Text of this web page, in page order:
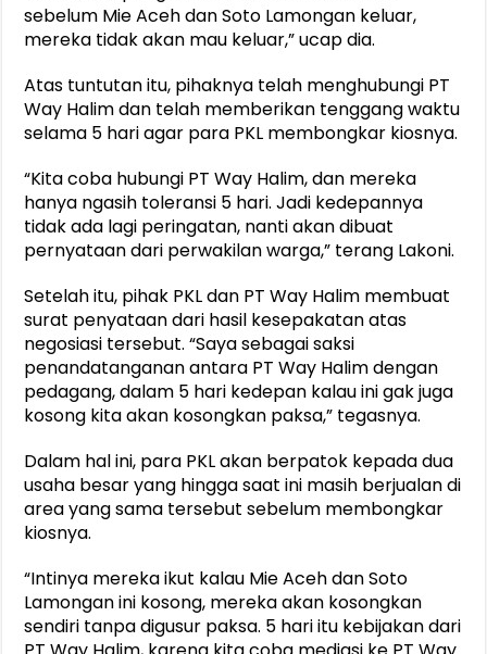
sebelum Mie Aceh dan Soto Lamongan keluar,
mereka tidak akan mau keluar,” ucap dia.
Atas tuntutan itu, pihaknya telah menghubungi PT
Way Halim dan telah memberikan tenggang waktu
selama 5 hari agar para PKL membongkar kiosnya.
“Kita coba hubungi PT Way Halim, dan mereka
hanya ngasih toleransi 5 hari. Jadi kedepannya
tidak ada lagi peringatan, nanti akan dibuat
pernyataan dari perwakilan warga,” terang Lakoni.
Setelah itu, pihak PKL dan PT Way Halim membuat
surat penyataan dari hasil kesepakatan atas
negosiasi tersebut. “Saya sebagai saksi
penandatanganan antara PT Way Halim dengan
pedagang, dalam 5 hari kedepan kalau ini gak juga
kosong kita akan kosongkan paksa,” tegasnya.
Dalam hal ini, para PKL akan berpatok kepada dua
usaha besar yang hingga saat ini masih berjualan di
area yang sama tersebut sebelum membongkar
kiosnya.
“Intinya mereka ikut kalau Mie Aceh dan Soto
Lamongan ini kosong, mereka akan kosongkan
sendiri tanpa digusur paksa. 5 hari itu kebijakan dari